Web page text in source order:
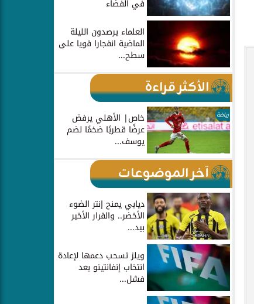
في الفضاء
العلماء يرصدون الليلة
الماضية انفجارا قويا على
سطح...
الأكثر قراءة
رياضة خاص| الأهلي يرفض
عرضًا قطريًا ضخمًا لضم
يوسف...
آخر الموضوعات
ديابي يمنح إنتر الضوء
الأخضر.. والقرار الأخير
بيد...
ويلز تسحب دعمها لإعادة
انتخاب إنفانتينو بعد
فشل...